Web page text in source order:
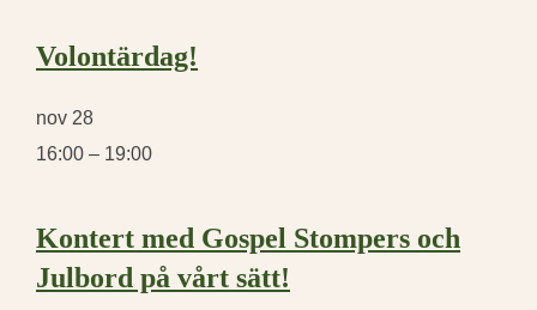
Volontärdag!
nov 28
16:00 – 19:00
Kontert med Gospel Stompers och
Julbord på vårt sätt!